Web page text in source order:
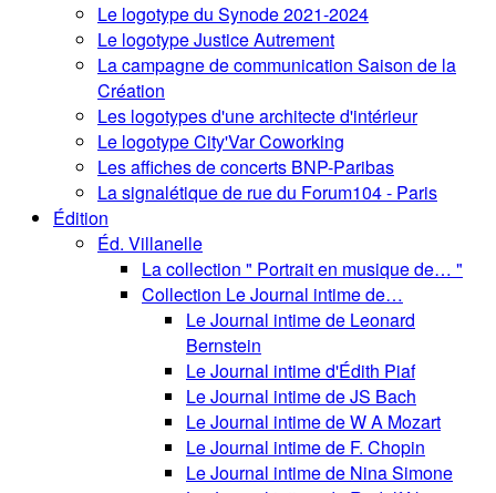
Le logotype du Synode 2021-2024
Le logotype Justice Autrement
La campagne de communication Saison de la
Création
Les logotypes d'une architecte d'intérieur
Le logotype City'Var Coworking
Les affiches de concerts BNP-Paribas
La signalétique de rue du Forum104 - Paris
Édition
Éd. Villanelle
La collection " Portrait en musique de… "
Collection Le Journal intime de…
Le Journal intime de Leonard
Bernstein
Le Journal intime d'Édith Piaf
Le Journal intime de JS Bach
Le Journal intime de W A Mozart
Le Journal intime de F. Chopin
Le Journal intime de Nina Simone